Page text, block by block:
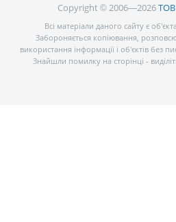
Copyright © 2006—2026ТОВ
Всі матеріали даного сайту є
Забороняється копіювання,
використання інформації і об’єктів без
Знайшли помилку на сторінці -